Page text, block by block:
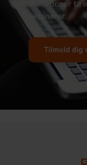
invitationer til
webinarer.
Tilmeld dig